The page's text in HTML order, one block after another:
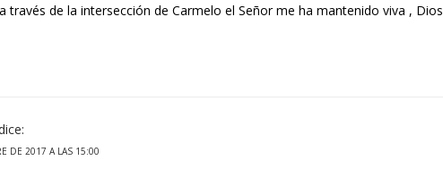
través de la intersección de Carmelo el Señor me ha mantenido viva , Dios
DE 2017 A LAS 15:00